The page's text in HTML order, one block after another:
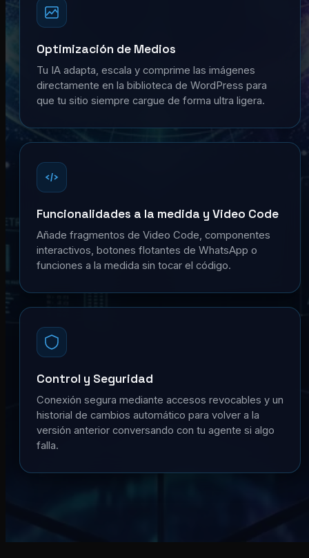
Optimización de Medios
Tu IA adapta, escala y comprime las imágenes
directamente en la biblioteca de WordPress para
que tu sitio siempre cargue de forma ultra ligera.
Funcionalidades a la medida y Video Code
Añade fragmentos de Video Code, componentes
interactivos, botones flotantes de WhatsApp o
funciones a la medida sin tocar el código.
Control y Seguridad
Conexión segura mediante accesos revocables y un
historial de cambios automático para volver a la
versión anterior conversando con tu agente si algo
falla.